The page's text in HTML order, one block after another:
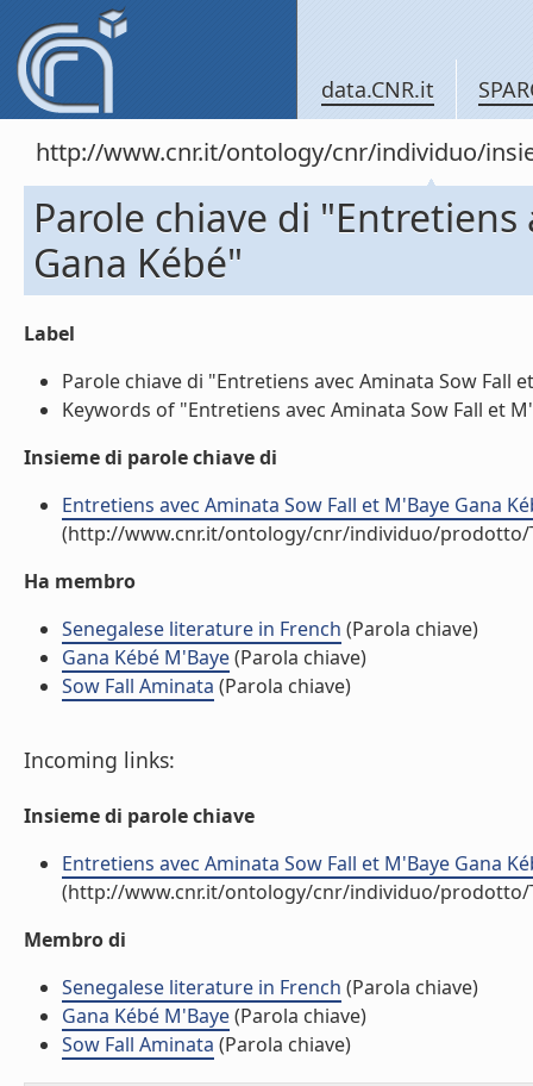
data.CNR.it
http://www.cnr.it/ontology/cnr/individuo/
Parole chiave di
Gana Kébé"
Label
Parole chiave di "Entretiens avec Aminata Sow Fall
Keywords of "Entretiens avec Aminata Sow Fall et
Insieme di parole chiave di
Entretiens avec Aminata Sow Fall et M'Baye Gana
(http://www.cnr.it/ontology/cnr/individuo/prodotto/
Ha membro
Senegalese literature in French (Parola chiave)
Gana Kébé M'Baye(Parola chiave)
Sow Fall Aminata (Parola chiave)
Incoming links:
Insieme di parole chiave
Entretiens avec Aminata Sow Fall et M'Baye Gana
(http://www.cnr.it/ontology/cnr/individuo/prodotto/
Membro di
Senegalese literature in French (Parola chiave)
Gana Kébé M'Baye(Parola chiave)
Sow Fall Aminata (Parola chiave)